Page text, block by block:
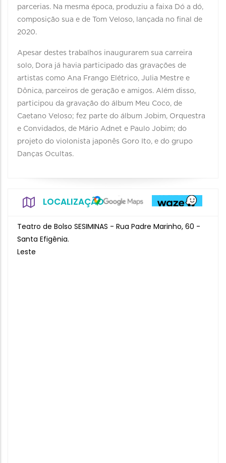
parcerias. Na mesma época, produziu a faixa Dó a dó,
composição sua e de Tom Veloso, lançada no final de
2020.
Apesar destes trabalhos inaugurarem sua carreira
solo, Dora já havia participado das gravações de
artistas como Ana Frango Elétrico, Julia Mestre e
Dônica, parceiros de geração e amigos. Além disso,
participou da gravação do álbum Meu Coco, de
Caetano Veloso; fez parte do álbum Jobim, Orquestra
e Convidados, de Mário Adnet e Paulo Jobim; do
projeto do violonista japonês Goro Ito, e do grupo
Danças Ocultas.
LOCALIZAÇÃO
Teatro de Bolso SESIMINAS - Rua Padre Marinho, 60 -
Santa Efigênia.
Leste